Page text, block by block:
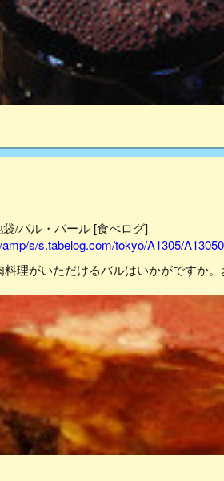
/バル・バール [食べログ]
s/s.tabelog.com/tokyo/A1305/
理がいただけるバルはいかがですか